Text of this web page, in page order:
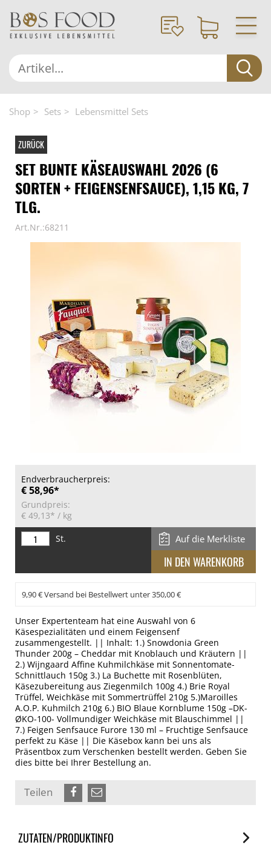
Shop Sets Lebensmittel Sets
ZURÜCK
SET BUNTE KÄSEAUSWAHL 2026 (6
SORTEN + FEIGENSENFSAUCE), 1,15 KG, 7
TLG.
Art.Nr.:68211
Endverbraucherpreis:
€ 58,96*
Grundpreis:
€ 49,13* / kg
St.
Auf die Merkliste
9,90 € Versand bei Bestellwert unter 350,00 €
Unser Expertenteam hat eine Auswahl von 6
Käsespezialitäten und einem Feigensenf
zusammengestellt. || Inhalt: 1.) Snowdonia Green
Thunder 200g – Cheddar mit Knoblauch und Kräutern ||
2.) Wijngaard Affine Kuhmilchkäse mit Sonnentomate-
Schnittlauch 150g 3.) La Buchette mit Rosenblüten,
Käsezubereitung aus Ziegenmilch 100g 4.) Brie Royal
Trüffel, Weichkäse mit Sommertrüffel 210g 5.)Maroilles
A.O.P. Kuhmilch 210g 6.) BIO Blaue Kornblume 150g –DK-
ØKO-100- Vollmundiger Weichkäse mit Blauschimmel ||
7.) Feigen Senfsauce Furore 130 ml – Fruchtige Senfsauce
perfekt zu Käse || Die Käsebox kann bei uns als
Präsentbox zum Verschenken bestellt werden. Geben Sie
dies bitte bei Ihrer Bestellung an.
Teilen
ZUTATEN/PRODUKTINFO